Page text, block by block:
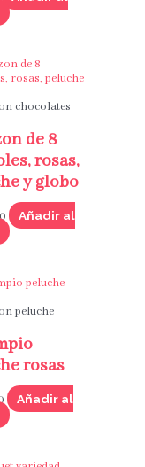
chocolates
de 8
rosas,
y globo
Añadir al
peluche
rosas
Añadir al